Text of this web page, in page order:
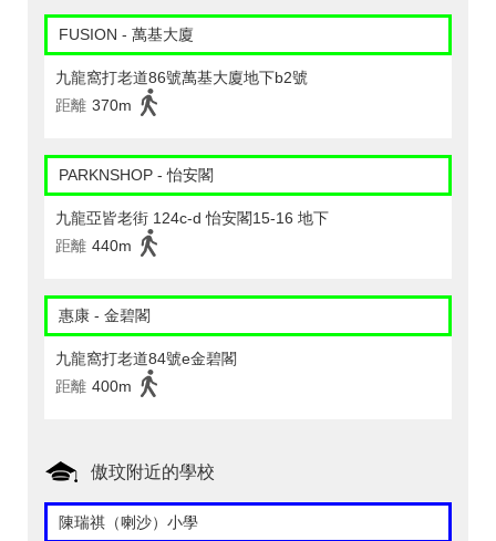
FUSION - 萬基大廈
九龍窩打老道86號萬基大廈地下b2號
距離 370m
PARKNSHOP - 怡安閣
九龍亞皆老街 124c-d 怡安閣15-16 地下
距離 440m
惠康 - 金碧閣
九龍窩打老道84號e金碧閣
距離 400m
傲玟附近的學校
陳瑞祺（喇沙）小學